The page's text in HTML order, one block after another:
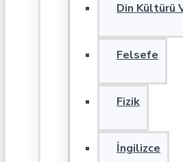
Din Kültürü
Felsefe
Fizik
İngilizce